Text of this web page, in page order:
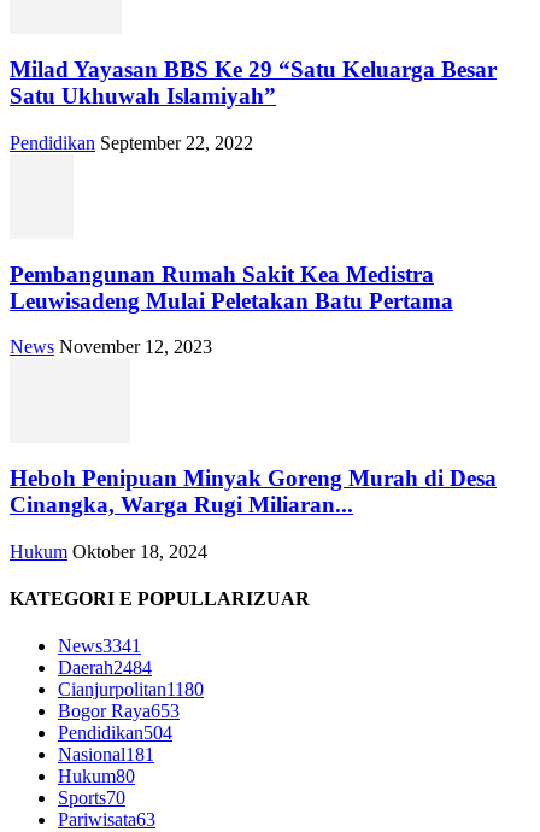
Milad Yayasan BBS Ke 29 “Satu Keluarga Besar
Satu Ukhuwah Islamiyah”
Pendidikan September 22, 2022
Pembangunan Rumah Sakit Kea Medistra
Leuwisadeng Mulai Peletakan Batu Pertama
News November 12, 2023
Heboh Penipuan Minyak Goreng Murah di Desa
Cinangka, Warga Rugi Miliaran...
Hukum Oktober 18, 2024
KATEGORI E POPULLARIZUAR
News3341
Daerah2484
Cianjurpolitan1180
Bogor Raya653
Pendidikan504
Nasional181
Hukum80
Sports70
Pariwisata63